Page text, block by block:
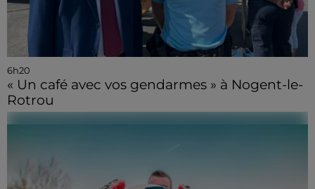
6h20
« Un café avec vos gendarmes » à Nogent-le-
Rotrou